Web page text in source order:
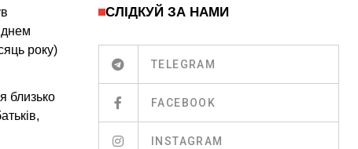
днем
року)
близько
СЛІДКУЙ ЗА НАМИ
TELEGRAM
FACEBOOK
INSTAGRAM